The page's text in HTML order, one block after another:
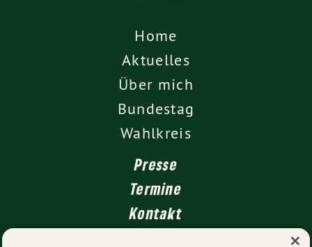
Home
Aktuelles
Über mich
Bundestag
Wahlkreis
Presse
Termine
Kontakt
×